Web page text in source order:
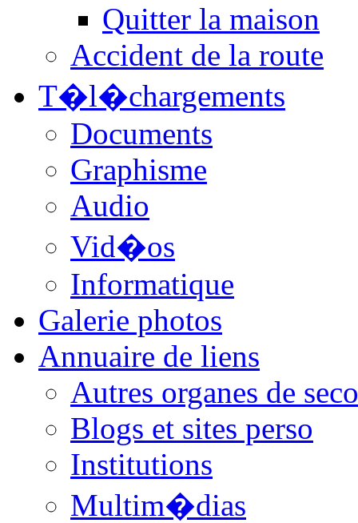
Quitter la maison
Accident de la route
T�l�chargements
Documents
Graphisme
Audio
Vid�os
Informatique
Galerie photos
Annuaire de liens
Autres organes de
Blogs et sites perso
Institutions
Multim�dias